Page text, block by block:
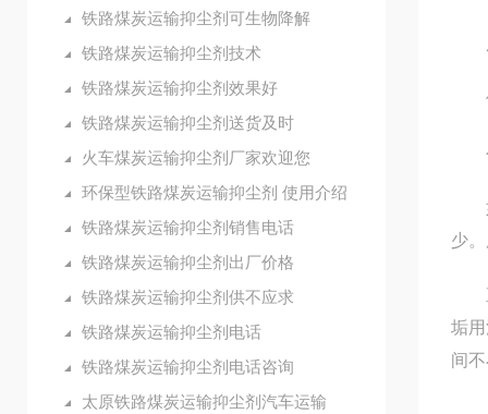
铁路煤炭运输抑尘剂可生物降解
铁路煤炭运输抑尘剂技术
铁路煤炭运输抑尘剂效果好
铁路煤炭运输抑尘剂送货及时
火车煤炭运输抑尘剂厂家欢迎您
环保型铁路煤炭运输抑尘剂 使用介绍
铁路煤炭运输抑尘剂销售电话
铁路煤炭运输抑尘剂出厂价格
铁路煤炭运输抑尘剂供不应求
铁路煤炭运输抑尘剂电话
铁路煤炭运输抑尘剂电话咨询
太原铁路煤炭运输抑尘剂汽车运输
使
公
如
少
直
垢
间